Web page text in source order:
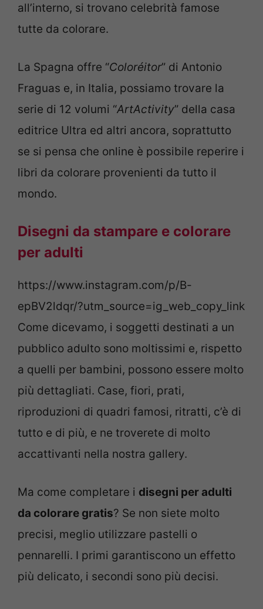
all’interno, si trovano celebrità famose
tutte da colorare.
La Spagna offre “Coloréitor” di Antonio
Fraguas e, in Italia, possiamo trovare la
serie di 12 volumi “ArtActivity” della casa
editrice Ultra ed altri ancora, soprattutto
se si pensa che online è possibile reperire i
libri da colorare provenienti da tutto il
mondo.
Disegni da stampare e colorare
per adulti
https://www.instagram.com/p/B-
epBV2ldqr/?utm_source=ig_web_copy_link
Come dicevamo, i soggetti destinati a un
pubblico adulto sono moltissimi e, rispetto
a quelli per bambini, possono essere molto
più dettagliati. Case, fiori, prati,
riproduzioni di quadri famosi, ritratti, c’è di
tutto e di più, e ne troverete di molto
accattivanti nella nostra gallery.
Ma come completare i disegni per adulti
da colorare gratis? Se non siete molto
precisi, meglio utilizzare pastelli o
pennarelli. I primi garantiscono un effetto
più delicato, i secondi sono più decisi.